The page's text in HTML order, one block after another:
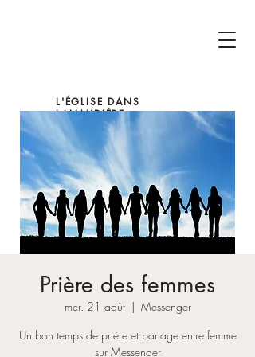
L'ÉGLISE DANS
LANAUDIÈRE
Prière des femmes
mer. 21 août
  |
Messenger
Un bon temps de prière et partage entre femme
sur Messenger